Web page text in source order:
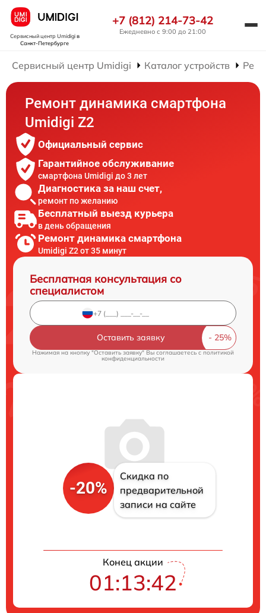
Сервисный центр Umidigiв
Санкт-Петербурге
+7 (812) 214-73-42
Ежедневно с 9:00 до 21:00
Сервисный центр Umidigi Каталог устройств
Ремонт динамика смартфона
Umidigi Z2
Официальный сервис
Гарантийное обслуживание
смартфона Umidigi до 3 лет
Диагностика за наш счет,
ремонт по желанию
Бесплатный выезд курьера
в день обращения
Ремонт динамика смартфона
Umidigi Z2 от 35 минут
Бесплатная консультация со
специалистом
Оставить заявку
Нажимая на кнопку "Оставить заявку" Вы соглашаетесь c политикой
конфиденциальности
-20%
Скидка по
предварительной
записи на сайте
Конец акции
01:13:41